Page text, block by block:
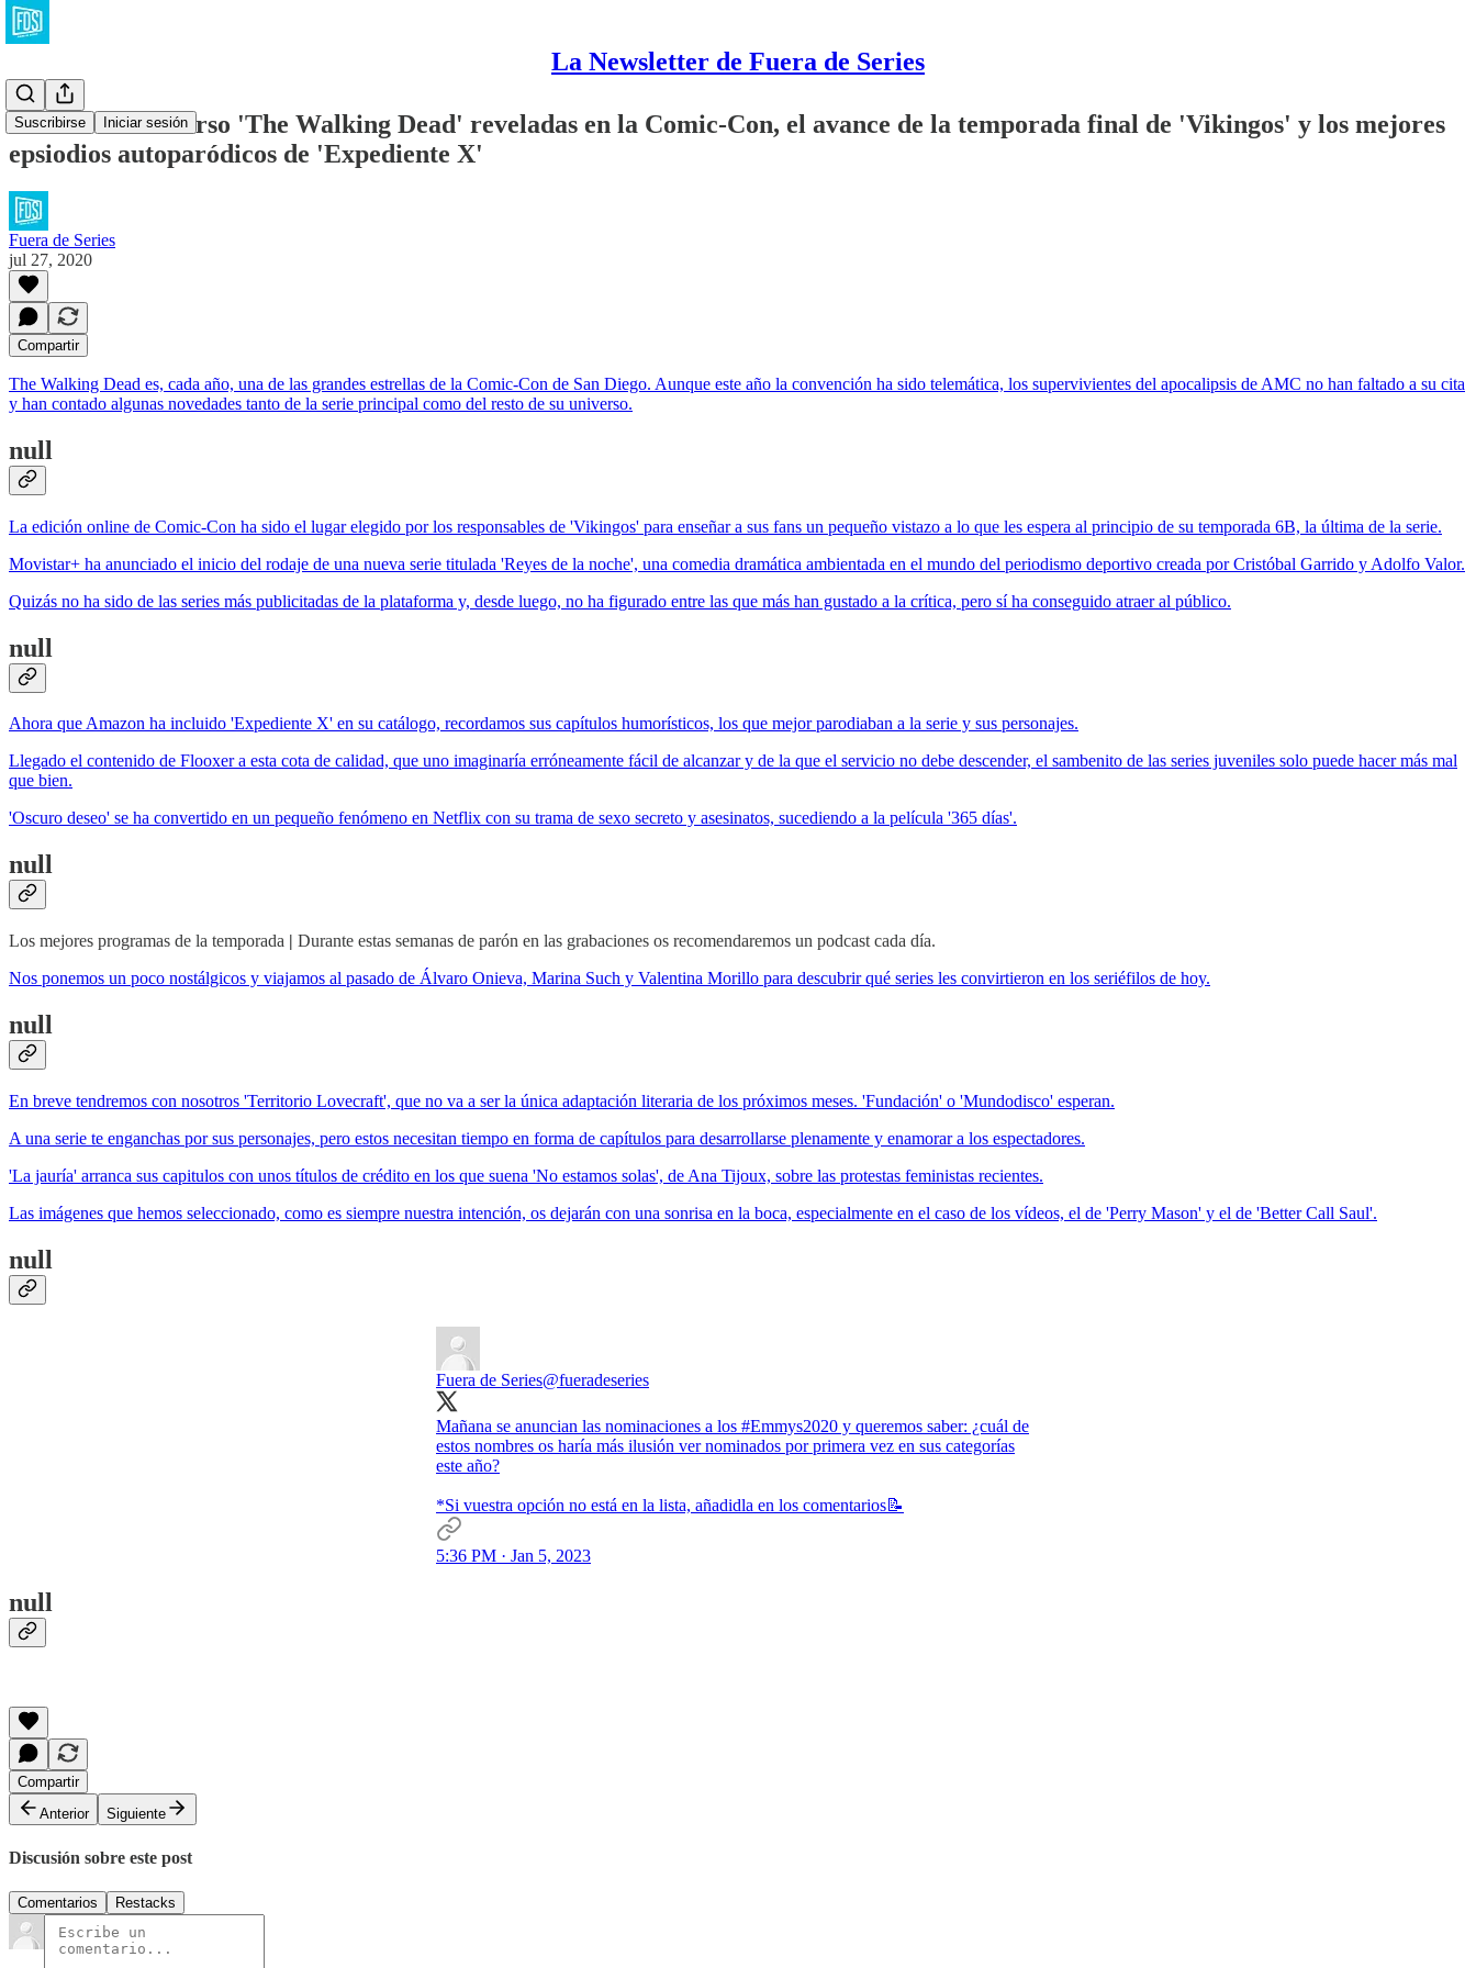
La Newsletter de Fuera de Series
Suscribirse Iniciar sesión
5 cosas del universo 'The Walking Dead' reveladas en la Comic-Con, el avance de la temporada final de 'Vikingos' y los mejores
epsiodios autoparódicos de 'Expediente X'
Fuera de Series
jul 27, 2020
Compartir
The Walking Dead es, cada año, una de las grandes estrellas de la Comic-Con de San Diego. Aunque este año la convención ha sido telemática, los supervivientes del apocalipsis de AMC no han faltado a su cita
y han contado algunas novedades tanto de la serie principal como del resto de su universo.
null
La edición online de Comic-Con ha sido el lugar elegido por los responsables de 'Vikingos' para enseñar a sus fans un pequeño vistazo a lo que les espera al principio de su temporada 6B, la última de la serie.
Movistar+ ha anunciado el inicio del rodaje de una nueva serie titulada 'Reyes de la noche', una comedia dramática ambientada en el mundo del periodismo deportivo creada por Cristóbal Garrido y Adolfo Valor.
Quizás no ha sido de las series más publicitadas de la plataforma y, desde luego, no ha figurado entre las que más han gustado a la crítica, pero sí ha conseguido atraer al público.
null
Ahora que Amazon ha incluido 'Expediente X' en su catálogo, recordamos sus capítulos humorísticos, los que mejor parodiaban a la serie y sus personajes.
Llegado el contenido de Flooxer a esta cota de calidad, que uno imaginaría erróneamente fácil de alcanzar y de la que el servicio no debe descender, el sambenito de las series juveniles solo puede hacer más mal
que bien.
'Oscuro deseo' se ha convertido en un pequeño fenómeno en Netflix con su trama de sexo secreto y asesinatos, sucediendo a la película '365 días'.
null
Los mejores programas de la temporada | Durante estas semanas de parón en las grabaciones os recomendaremos un podcast cada día.
Nos ponemos un poco nostálgicos y viajamos al pasado de Álvaro Onieva, Marina Such y Valentina Morillo para descubrir qué series les convirtieron en los seriéfilos de hoy.
null
En breve tendremos con nosotros 'Territorio Lovecraft', que no va a ser la única adaptación literaria de los próximos meses. 'Fundación' o 'Mundodisco' esperan.
A una serie te enganchas por sus personajes, pero estos necesitan tiempo en forma de capítulos para desarrollarse plenamente y enamorar a los espectadores.
'La jauría' arranca sus capitulos con unos títulos de crédito en los que suena 'No estamos solas', de Ana Tijoux, sobre las protestas feministas recientes.
Las imágenes que hemos seleccionado, como es siempre nuestra intención, os dejarán con una sonrisa en la boca, especialmente en el caso de los vídeos, el de 'Perry Mason' y el de 'Better Call Saul'.
null
Fuera de Series@fueradeseries
Mañana se anuncian las nominaciones a los #Emmys2020 y queremos saber: ¿cuál de
estos nombres os haría más ilusión ver nominados por primera vez en sus categorías
este año?
*Si vuestra opción no está en la lista, añadidla en los comentarios📝
5:36 PM · Jan 5, 2023
null
Compartir
Anterior
Siguiente
Discusión sobre este post
Comentarios Restacks